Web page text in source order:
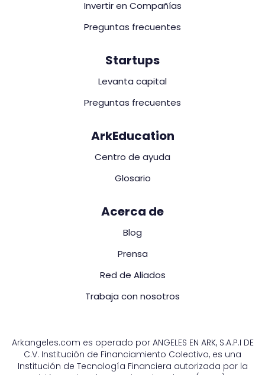
Invertir en Compañías
Preguntas frecuentes
Startups
Levanta capital
Preguntas frecuentes
ArkEducation
Centro de ayuda
Glosario
Acerca de
Blog
Prensa
Red de Aliados
Trabaja con nosotros
Arkangeles.com es operado por ANGELES EN ARK, S.A.P.I DE
C.V. Institución de Financiamiento Colectivo, es una
Institución de Tecnología Financiera autorizada por la